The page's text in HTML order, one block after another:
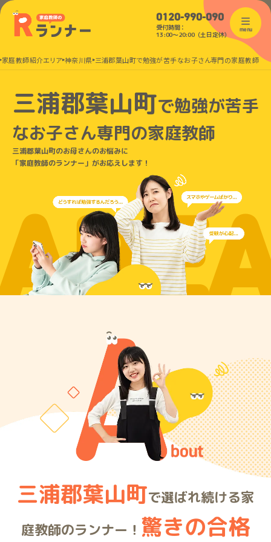
0120-990-090
受付時間：
13:00〜20:00（土日定休）
menu
家庭教師紹介エリア 神奈川県 三浦郡葉山町で勉強が苦手なお子さん専門の家庭教師
三浦郡葉山町で勉強が苦手
なお子さん専門の家庭教師
三浦郡葉山町のお母さんのお悩みに
「家庭教師のランナー」がお応えします！
三浦郡葉山町で選ばれ続ける家
庭教師のランナー！ 驚きの合格